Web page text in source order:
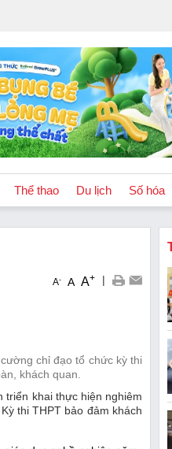
Thể thao Du lịch Số hóa
A- A A+ |
chỉ đạo tổ chức kỳ thi
khách quan.
triển khai thực hiện nghiêm
thi THPT bảo đảm khách